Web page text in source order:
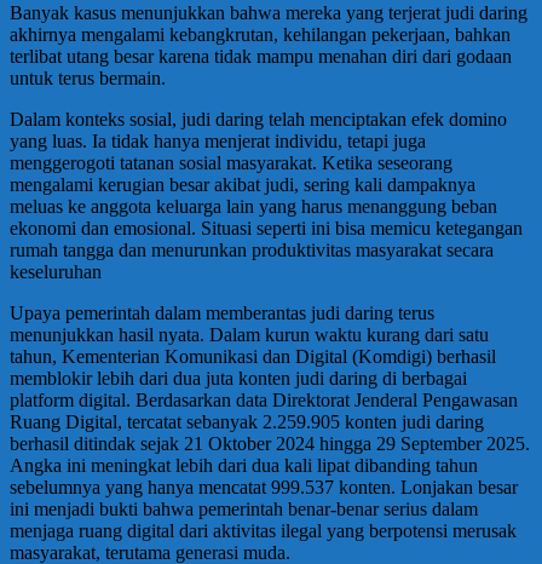
Banyak kasus menunjukkan bahwa mereka yang terjerat judi daring
akhirnya mengalami kebangkrutan, kehilangan pekerjaan, bahkan
terlibat utang besar karena tidak mampu menahan diri dari godaan
untuk terus bermain.
Dalam konteks sosial, judi daring telah menciptakan efek domino
yang luas. Ia tidak hanya menjerat individu, tetapi juga
menggerogoti tatanan sosial masyarakat. Ketika seseorang
mengalami kerugian besar akibat judi, sering kali dampaknya
meluas ke anggota keluarga lain yang harus menanggung beban
ekonomi dan emosional. Situasi seperti ini bisa memicu ketegangan
rumah tangga dan menurunkan produktivitas masyarakat secara
keseluruhan
Upaya pemerintah dalam memberantas judi daring terus
menunjukkan hasil nyata. Dalam kurun waktu kurang dari satu
tahun, Kementerian Komunikasi dan Digital (Komdigi) berhasil
memblokir lebih dari dua juta konten judi daring di berbagai
platform digital. Berdasarkan data Direktorat Jenderal Pengawasan
Ruang Digital, tercatat sebanyak 2.259.905 konten judi daring
berhasil ditindak sejak 21 Oktober 2024 hingga 29 September 2025.
Angka ini meningkat lebih dari dua kali lipat dibanding tahun
sebelumnya yang hanya mencatat 999.537 konten. Lonjakan besar
ini menjadi bukti bahwa pemerintah benar-benar serius dalam
menjaga ruang digital dari aktivitas ilegal yang berpotensi merusak
masyarakat, terutama generasi muda.